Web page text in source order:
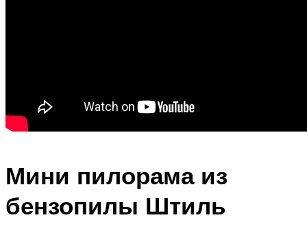
Мини пилорама из
бензопилы Штиль